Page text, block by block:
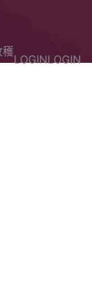
LOGINLOGIN